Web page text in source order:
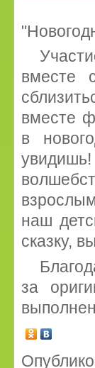
вместе
вместе
в
наш
сказку,
за